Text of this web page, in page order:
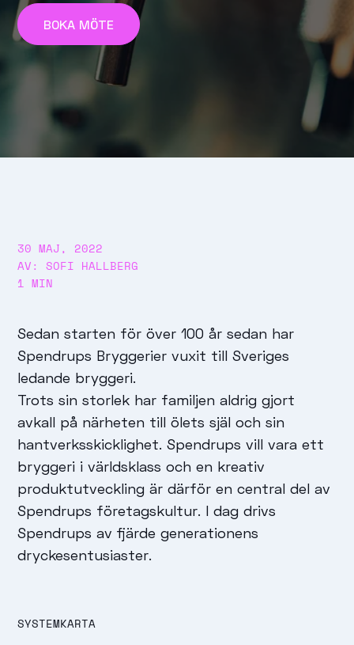
BOKA MÖTE
Sedan starten för över 100 år sedan har
Spendrups Bryggerier vuxit till Sveriges
ledande bryggeri.
Trots sin storlek har familjen aldrig gjort
avkall på närheten till ölets själ och sin
hantverksskicklighet. Spendrups vill vara ett
bryggeri i världsklass och en kreativ
produktutveckling är därför en central del av
Spendrups företagskultur. I dag drivs
Spendrups av fjärde generationens
dryckesentusiaster.
SYSTEMKARTA
30 MAJ, 2022
AV: SOFI HALLBERG
1 MIN